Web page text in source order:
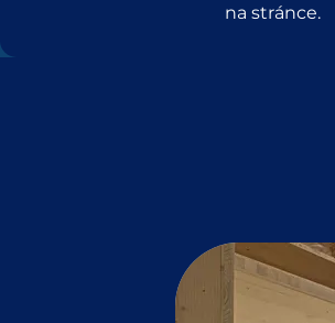
na stránce.